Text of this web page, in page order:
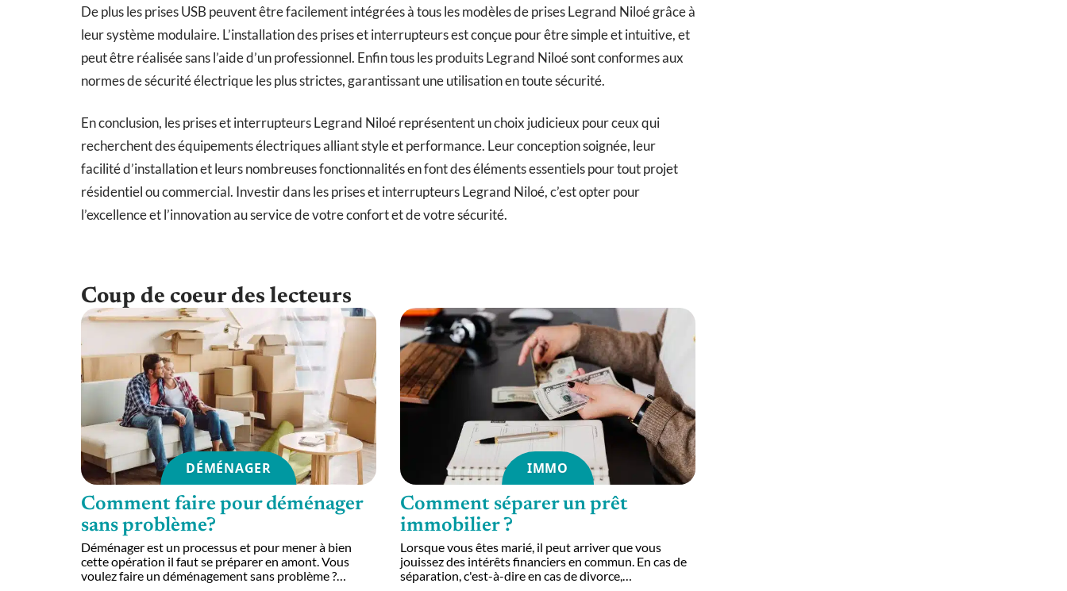
De plus les prises USB peuvent être facilement intégrées à tous les modèles de prises Legrand Niloé grâce à
leur système modulaire. L’installation des prises et interrupteurs est conçue pour être simple et intuitive, et
peut être réalisée sans l’aide d’un professionnel. Enfin tous les produits Legrand Niloé sont conformes aux
normes de sécurité électrique les plus strictes, garantissant une utilisation en toute sécurité.
En conclusion, les prises et interrupteurs Legrand Niloé représentent un choix judicieux pour ceux qui
recherchent des équipements électriques alliant style et performance. Leur conception soignée, leur
facilité d’installation et leurs nombreuses fonctionnalités en font des éléments essentiels pour tout projet
résidentiel ou commercial. Investir dans les prises et interrupteurs Legrand Niloé, c’est opter pour
l’excellence et l’innovation au service de votre confort et de votre sécurité.
Coup de coeur des lecteurs
DÉMÉNAGER
Comment faire pour déménager
sans problème?
Déménager est un processus et pour mener à bien
cette opération il faut se préparer en amont. Vous
voulez faire un déménagement sans problème ?…
IMMO
Comment séparer un prêt
immobilier ?
Lorsque vous êtes marié, il peut arriver que vous
jouissez des intérêts financiers en commun. En cas de
séparation, c'est-à-dire en cas de divorce,…